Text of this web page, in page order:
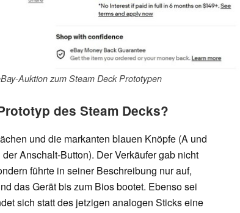
Auktion zum Steam Deck Prototypen
des Steam Decks?
und die markanten blauen Knöpfe (A und
Anschalt-Button). Der Verkäufer gab nicht
führte in seiner Beschreibung nur auf,
das Gerät bis zum Bios bootet. Ebenso sei
sich statt des jetzigen analogen Sticks eine